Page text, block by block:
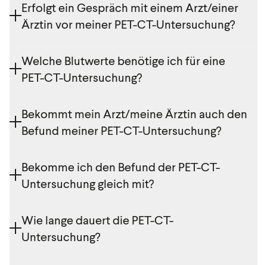
durch den Chefarzt/die Chefärztin nicht über die
Sozialversicherung abgerechnet werden.
Erfolgt ein Gespräch mit einem Arzt/einer
Ärztin vor meiner PET-CT-Untersuchung?
Anamnesegespräch mit Ihnen. Auf Wunsch gibt es
auch eine persönliche Befundbesprechung nach
Welche Blutwerte benötige ich für eine
PET-CT-Untersuchung?
Sie benötigen einen aktuellen Blutbefund mit TSH
(Schilddrüsenfunktion) und Kreatinin
(Nierenfunktion).
Bekommt mein Arzt/meine Ärztin auch den
Befund meiner PET-CT-Untersuchung?
erteilt haben, erhält Ihr Arzt/Ihre Ärztin den Befund
per Medicalnet bzw. per Fax.
Bekomme ich den Befund der PET-CT-
Untersuchung gleich mit?
CD-ROM mit den Bilddaten. Der Befund ist in der
Regel am nächsten Werktag fertig.
Wie lange dauert die PET-CT-
Untersuchung?